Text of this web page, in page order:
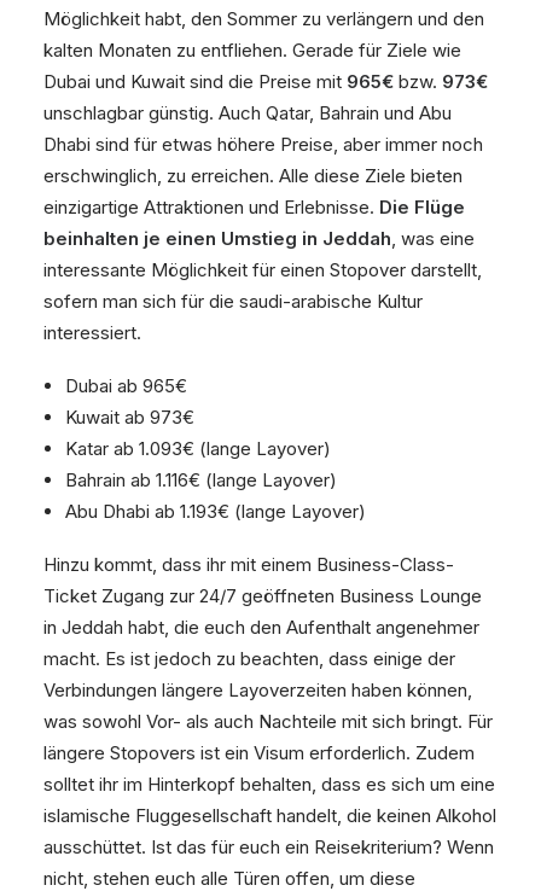
Möglichkeit habt, den Sommer zu verlängern und den
kalten Monaten zu entfliehen. Gerade für Ziele wie
Dubai und Kuwait sind die Preise mit 965€ bzw. 973€
unschlagbar günstig. Auch Qatar, Bahrain und Abu
Dhabi sind für etwas höhere Preise, aber immer noch
erschwinglich, zu erreichen. Alle diese Ziele bieten
einzigartige Attraktionen und Erlebnisse. Die Flüge
beinhalten je einen Umstieg in Jeddah, was eine
interessante Möglichkeit für einen Stopover darstellt,
sofern man sich für die saudi-arabische Kultur
interessiert.
Dubai ab 965€
Kuwait ab 973€
Katar ab 1.093€ (lange Layover)
Bahrain ab 1.116€ (lange Layover)
Abu Dhabi ab 1.193€ (lange Layover)
Hinzu kommt, dass ihr mit einem Business-Class-
Ticket Zugang zur 24/7 geöffneten Business Lounge
in Jeddah habt, die euch den Aufenthalt angenehmer
macht. Es ist jedoch zu beachten, dass einige der
Verbindungen längere Layoverzeiten haben können,
was sowohl Vor- als auch Nachteile mit sich bringt. Für
längere Stopovers ist ein Visum erforderlich. Zudem
solltet ihr im Hinterkopf behalten, dass es sich um eine
islamische Fluggesellschaft handelt, die keinen Alkohol
ausschüttet. Ist das für euch ein Reisekriterium? Wenn
nicht, stehen euch alle Türen offen, um diese